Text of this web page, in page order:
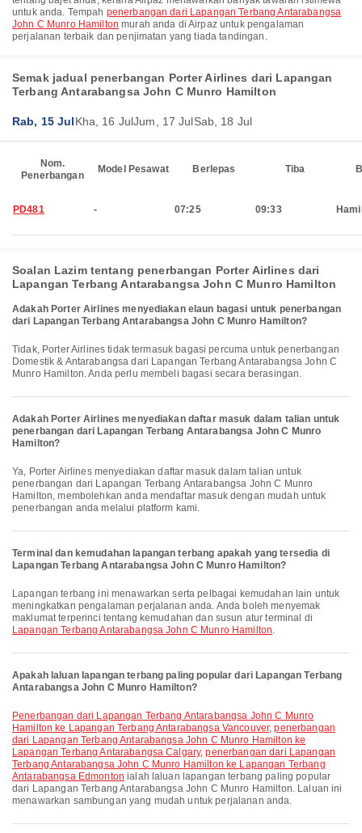
untuk anda. Tempah penerbangan dari Lapangan Terbang Antarabangsa
John C Munro Hamilton murah anda di Airpaz untuk pengalaman
perjalanan terbaik dan penjimatan yang tiada tandingan.
Semak jadual penerbangan Porter Airlines dari Lapangan
Terbang Antarabangsa John C Munro Hamilton
Rab, 15 JulKha, 16 JulJum, 17 JulSab, 18 Jul
Nom.
Penerbangan
Model Pesawat Berlepas Tiba
PD481 - 07:25 09:33
Soalan Lazim tentang penerbangan Porter Airlines dari
Lapangan Terbang Antarabangsa John C Munro Hamilton
Adakah Porter Airlines menyediakan elaun bagasi untuk penerbangan
dari Lapangan Terbang Antarabangsa John C Munro Hamilton?
Tidak, Porter Airlines tidak termasuk bagasi percuma untuk penerbangan
Domestik & Antarabangsa dari Lapangan Terbang Antarabangsa John C
Munro Hamilton. Anda perlu membeli bagasi secara berasingan.
Adakah Porter Airlines menyediakan daftar masuk dalam talian untuk
penerbangan dari Lapangan Terbang Antarabangsa John C Munro
Hamilton?
Ya, Porter Airlines menyediakan daftar masuk dalam talian untuk
penerbangan dari Lapangan Terbang Antarabangsa John C Munro
Hamilton, membolehkan anda mendaftar masuk dengan mudah untuk
penerbangan anda melalui platform kami.
Terminal dan kemudahan lapangan terbang apakah yang tersedia di
Lapangan Terbang Antarabangsa John C Munro Hamilton?
Lapangan terbang ini menawarkan serta pelbagai kemudahan lain untuk
meningkatkan pengalaman perjalanan anda. Anda boleh menyemak
maklumat terperinci tentang kemudahan dan susun atur terminal di
Lapangan Terbang Antarabangsa John C Munro Hamilton.
Apakah laluan lapangan terbang paling popular dari Lapangan Terbang
Antarabangsa John C Munro Hamilton?
penerbangan dari Lapangan Terbang Antarabangsa John C Munro
Hamilton ke Lapangan Terbang Antarabangsa Vancouver,penerbangan
dari Lapangan Terbang Antarabangsa John C Munro Hamilton ke
Lapangan Terbang Antarabangsa Calgary,penerbangan dari Lapangan
Terbang Antarabangsa John C Munro Hamilton ke Lapangan Terbang
Antarabangsa Edmonton ialah laluan lapangan terbang paling popular
dari Lapangan Terbang Antarabangsa John C Munro Hamilton. Laluan ini
menawarkan sambungan yang mudah untuk perjalanan anda.